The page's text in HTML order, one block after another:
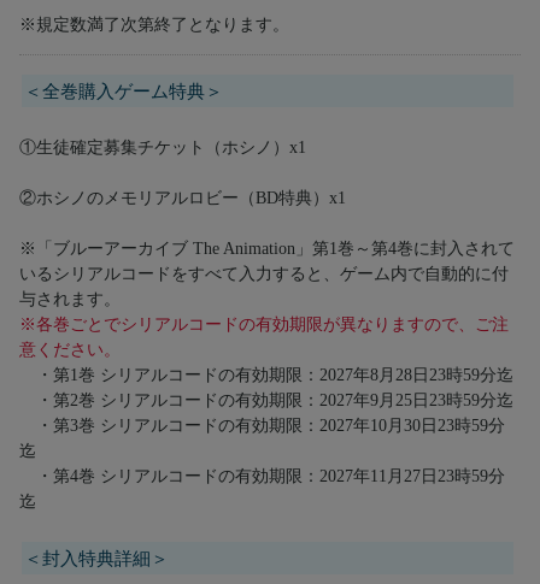
※規定数満了次第終了となります。
＜全巻購入ゲーム特典＞
①生徒確定募集チケット（ホシノ）x1
②ホシノのメモリアルロビー（BD特典）x1
※「ブルーアーカイブ The Animation」第1巻～第4巻に封入されて
いるシリアルコードをすべて入力すると、ゲーム内で自動的に付
与されます。
※各巻ごとでシリアルコードの有効期限が異なりますので、ご注
意ください。
・第1巻 シリアルコードの有効期限：2027年8月28日23時59分迄
・第2巻 シリアルコードの有効期限：2027年9月25日23時59分迄
・第3巻 シリアルコードの有効期限：2027年10月30日23時59分
迄
・第4巻 シリアルコードの有効期限：2027年11月27日23時59分
迄
＜封入特典詳細＞